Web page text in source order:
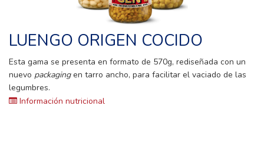
LUENGO ORIGEN COCIDO
Esta gama se presenta en formato de 570g, rediseñada con un
nuevo packagingen tarro ancho, para facilitar el vaciado de las
legumbres.
Información nutricional